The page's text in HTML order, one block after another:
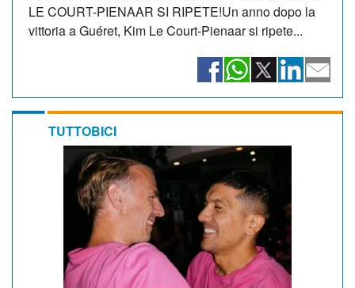
LE COURT-PIENAAR SI RIPETE!Un anno dopo la
vittoria a Guéret, Kim Le Court-Pienaar si ripete...
TUTTOBICI